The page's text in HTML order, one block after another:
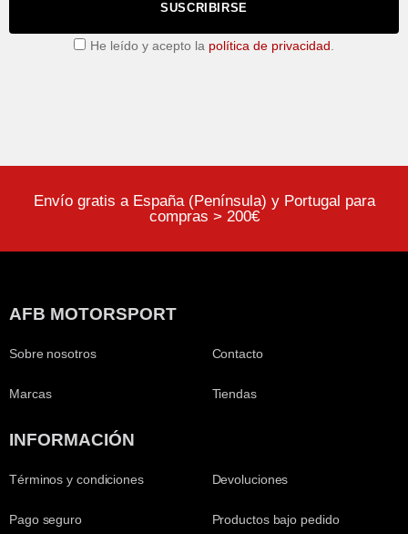
SUSCRIBIRSE
He leído y acepto la política de privacidad
Envío gratis a España (Península) y Portugal para
compras > 200€
AFB MOTORSPORT
Sobre nosotros
Marcas
Contacto
Tiendas
INFORMACIÓN
Términos y condiciones
Pago seguro
Devoluciones
Productos bajo pedido